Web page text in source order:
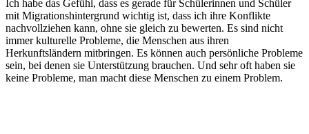
Ich habe das Gefühl, dass es gerade für Schülerinnen und Schüler
mit Migrationshintergrund wichtig ist, dass ich ihre Konflikte
nachvollziehen kann, ohne sie gleich zu bewerten. Es sind nicht
immer kulturelle Probleme, die Menschen aus ihren
Herkunftsländern mitbringen. Es können auch persönliche Probleme
sein, bei denen sie Unterstützung brauchen. Und sehr oft haben sie
keine Probleme, man macht diese Menschen zu einem Problem.